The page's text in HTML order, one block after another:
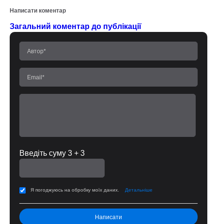
Написати коментар
Загальний коментар до публікації
Введіть суму 3 + 3
Я погоджуюсь на обробку моїх даних. Детальніше